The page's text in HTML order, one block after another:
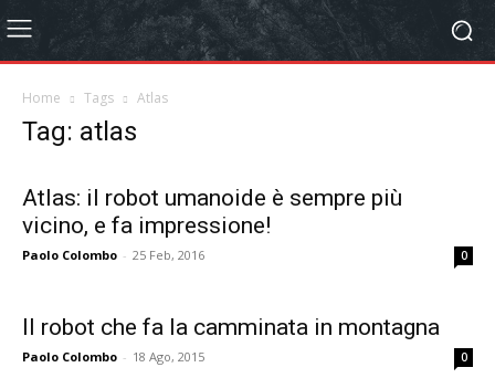
Home Tags Atlas
Tag: atlas
Atlas: il robot umanoide è sempre più
vicino, e fa impressione!
Paolo Colombo - 25 Feb, 2016 0
Il robot che fa la camminata in montagna
Paolo Colombo - 18 Ago, 2015 0